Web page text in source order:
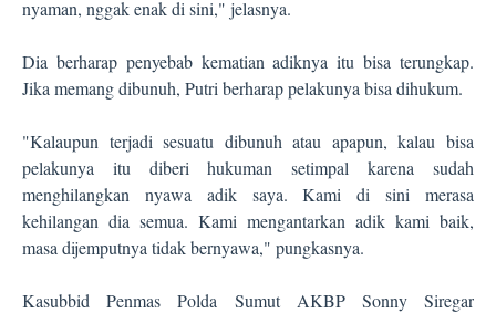
nyaman, nggak enak di sini," jelasnya.
Dia berharap penyebab kematian adiknya itu bisa terungkap.
Jika memang dibunuh, Putri berharap pelakunya bisa dihukum.
"Kalaupun terjadi sesuatu dibunuh atau apapun, kalau bisa
pelakunya itu diberi hukuman setimpal karena sudah
menghilangkan nyawa adik saya. Kami di sini merasa
kehilangan dia semua. Kami mengantarkan adik kami baik,
masa dijemputnya tidak bernyawa," pungkasnya.
Kasubbid Penmas Polda Sumut AKBP Sonny Siregar